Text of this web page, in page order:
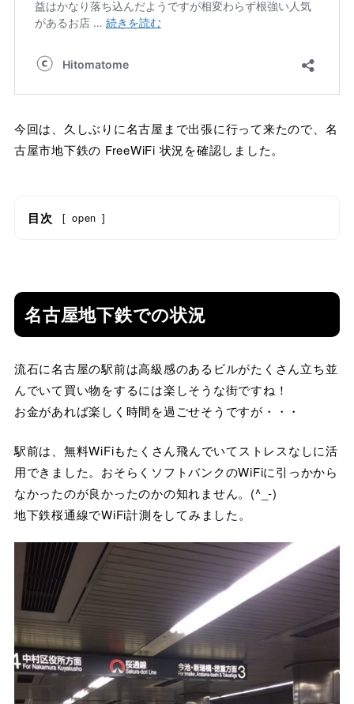
今回は、久しぶりに名古屋まで出張に行って来たので、名
古屋市地下鉄の FreeWiFi 状況を確認しました。
目次 [ open ]
名古屋地下鉄での状況
流石に名古屋の駅前は高級感のあるビルがたくさん立ち並
んでいて買い物をするには楽しそうな街ですね！
お金があれば楽しく時間を過ごせそうですが・・・
駅前は、無料WiFiもたくさん飛んでいてストレスなしに活
用できました。おそらくソフトバンクのWiFiに引っかから
なかったのが良かったのかの知れません。(^_-)
地下鉄桜通線でWiFi計測をしてみました。